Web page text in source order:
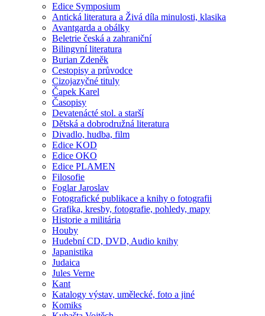
Edice Symposium
Antická literatura a Živá díla minulosti, klasika
Avantgarda a obálky
Beletrie česká a zahraniční
Bilingvní literatura
Burian Zdeněk
Cestopisy a průvodce
Cizojazyčné tituly
Čapek Karel
Časopisy
Devatenácté stol. a starší
Dětská a dobrodružná literatura
Divadlo, hudba, film
Edice KOD
Edice OKO
Edice PLAMEN
Filosofie
Foglar Jaroslav
Fotografické publikace a knihy o fotografii
Grafika, kresby, fotografie, pohledy, mapy
Historie a militária
Houby
Hudební CD, DVD, Audio knihy
Japanistika
Judaica
Jules Verne
Kant
Katalogy výstav, umělecké, foto a jiné
Komiks